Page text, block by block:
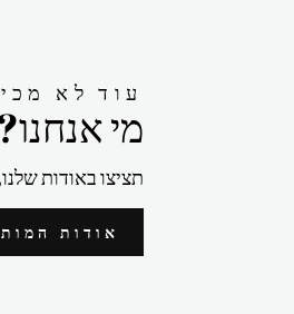
?עוד לא
?מי אנחנו
תציצו באודות
אודות